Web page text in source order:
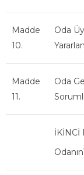
Madde
10.
Oda
Madde
11.
Oda
İKİNCİ